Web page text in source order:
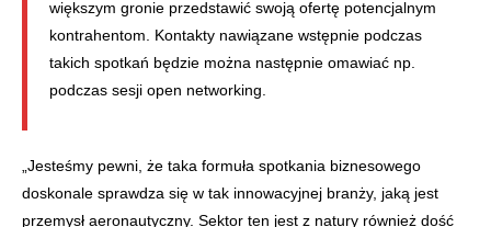
większym gronie przedstawić swoją ofertę potencjalnym
kontrahentom. Kontakty nawiązane wstępnie podczas
takich spotkań będzie można następnie omawiać np.
podczas sesji open networking.
„Jesteśmy pewni, że taka formuła spotkania biznesowego
doskonale sprawdza się w tak innowacyjnej branży, jaką jest
przemysł aeronautyczny. Sektor ten jest z natury również dość